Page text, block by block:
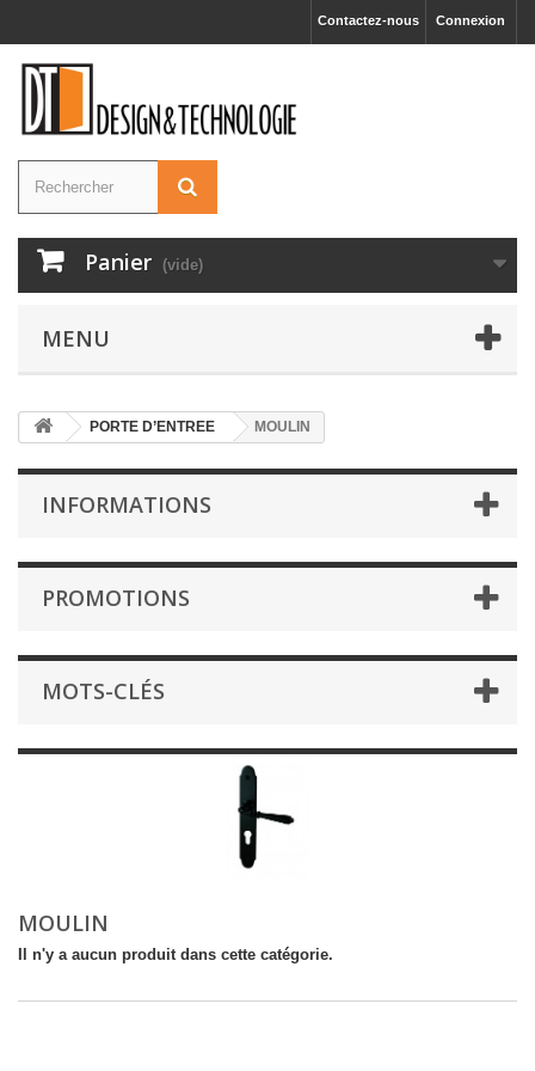
Connexion
Contactez-nous
Panier (vide)
MENU
PORTE D’ENTREE MOULIN
INFORMATIONS
PROMOTIONS
MOTS-CLÉS
MOULIN
Il n'y a aucun produit dans cette catégorie.